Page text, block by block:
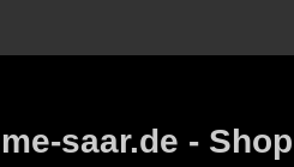
saar.de - Shop